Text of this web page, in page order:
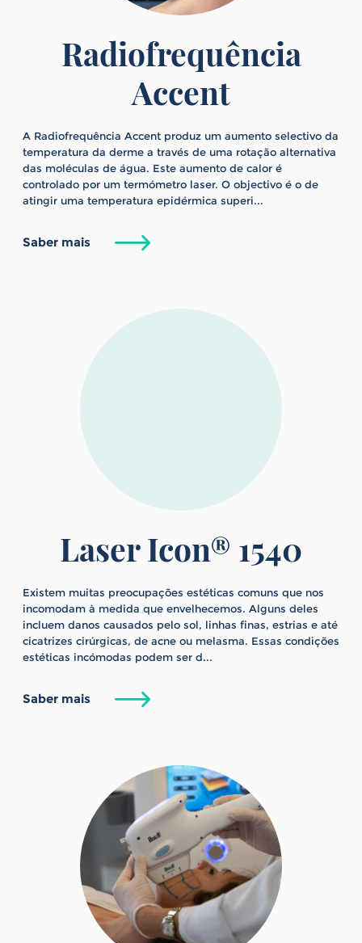
Radiofrequência
Accent
A Radiofrequência Accent produz um aumento selectivo da
temperatura da derme a través de uma rotação alternativa
das moléculas de água. Este aumento de calor é
controlado por um termómetro laser. O objectivo é o de
atingir uma temperatura epidérmica superi...
Saber mais
Laser Icon® 1540
Existem muitas preocupações estéticas comuns que nos
incomodam à medida que envelhecemos. Alguns deles
incluem danos causados ​​pelo sol, linhas finas, estrias e até
cicatrizes cirúrgicas, de acne ou melasma. Essas condições
estéticas incómodas podem ser d...
Saber mais